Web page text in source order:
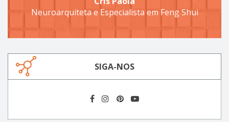
Neuroarquiteta e Especialista em Feng Shui
SIGA-NOS